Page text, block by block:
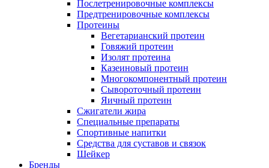
Послетренировочные комплексы
Предтренировочные комплексы
Протеины
Вегетарианский протеин
Говяжий протеин
Изолят протеина
Казеиновый протеин
Многокомпонентный протеин
Сывороточный протеин
Яичный протеин
Сжигатели жира
Специальные препараты
Спортивные напитки
Средства для суставов и связок
Шейкер
Бренды